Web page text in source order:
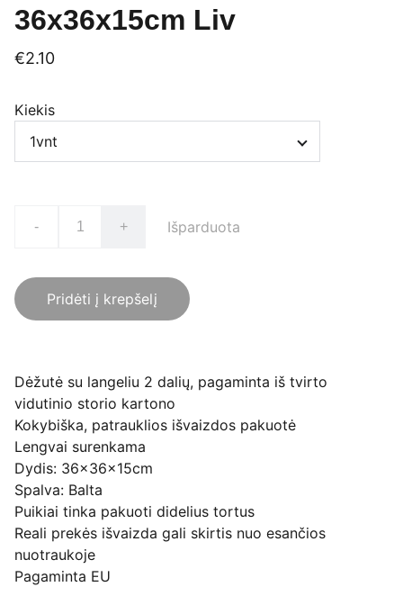
36x36x15cm Liv
€2.10
Kiekis
- + Išparduota
Pridėti į krepšelį
Dėžutė su langeliu 2 dalių, pagaminta iš tvirto
vidutinio storio kartono
Kokybiška, patrauklios išvaizdos pakuotė
Lengvai surenkama
Dydis: 36x36x15cm
Spalva: Balta
Puikiai tinka pakuoti didelius tortus
Reali prekės išvaizda gali skirtis nuo esančios
nuotraukoje
Pagaminta EU